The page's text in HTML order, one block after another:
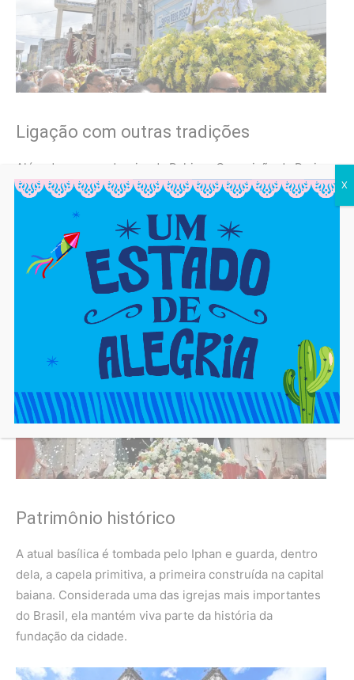
Ligação com outras tradições
Além de ser a padroeira da Bahia, a Conceição da Praia
é ponto central de outras grandes celebrações da
cidade. É da basílica que saem eventos como o
do Senhor do Bonfime o Bom Jesus dos Navegantes
que fazem parte do calendário afetivo e popular de
Salvador.
Patrimônio histórico
A atual basílica é tombada pelo Iphan e guarda, dentro
dela, a capela primitiva, a primeira construída na capital
baiana. Considerada uma das igrejas mais importantes
do Brasil, ela mantém viva parte da história da
fundação da cidade.
X